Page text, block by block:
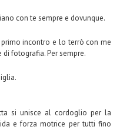
con te sempre e dovunque.
incontro e lo terrò con me
fotografia. Per sempre.
si unisce al cordoglio per la
e forza motrice per tutti fino